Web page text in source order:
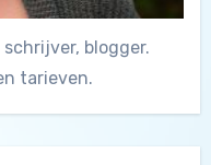
blogger.
tarieven.